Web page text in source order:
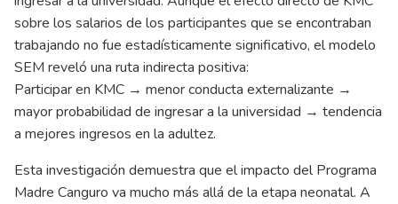
sobre los salarios de los participantes que se encontraban
trabajando no fue estadísticamente significativo, el modelo
SEM reveló una ruta indirecta positiva:
Participar en KMC → menor conducta externalizante →
mayor probabilidad de ingresar a la universidad → tendencia
a mejores ingresos en la adultez.
Esta investigación demuestra que el impacto del Programa
Madre Canguro va mucho más allá de la etapa neonatal. A